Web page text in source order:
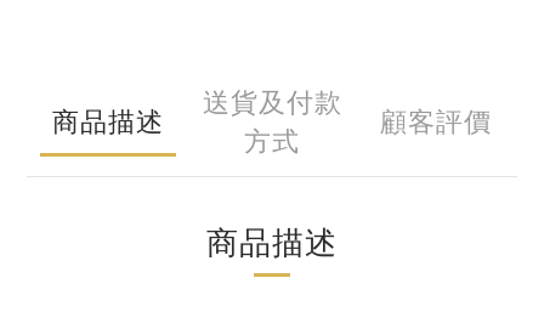
商品描述
送貨及付款
方式
顧客評價
商品描述